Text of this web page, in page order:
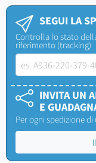
SEGUI LA
Controlla lo stato
riferimento (tracking)
INVITA UN
E
Per ogni spedizione